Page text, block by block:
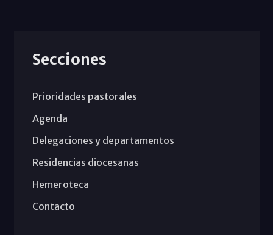
Secciones
Prioridades pastorales
Agenda
Delegaciones y departamentos
Residencias diocesanas
Hemeroteca
Contacto